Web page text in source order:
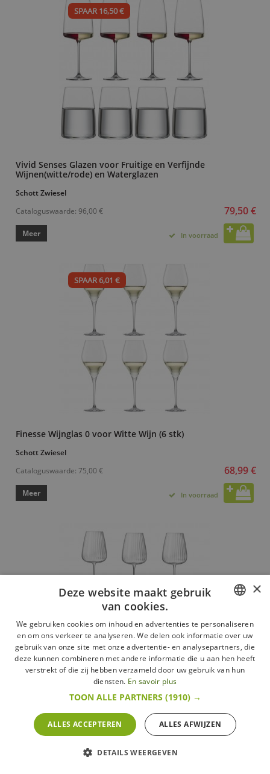
SPAAR 16,50 €
Vivid Senses Glazen voor Fruitige en Verfijnde
Wijnen(witte/rode) en Waterglazen
Schott Zwiesel
Cataloguswaarde: 96,00 € 79,50 €
Meer In voorraad
SPAAR 6,01 €
Finesse Wijnglas 0 voor Witte Wijn (6 stk)
Schott Zwiesel
Cataloguswaarde: 75,00 € 68,99 €
Meer In voorraad
Speakeasies Swing Witte Wijnglas 55 (6 stuks)
Luigi Bormioli
64,95 €
FRENCH
ENGLISH
×
Deze website maakt gebruik
van cookies.
We gebruiken cookies om inhoud en advertenties te personaliseren
en om ons verkeer te analyseren. We delen ook informatie over uw
gebruik van onze site met onze advertentie- en analysepartners, die
deze kunnen combineren met andere informatie die u aan hen heeft
verstrekt of die zij hebben verzameld door uw gebruik van hun
diensten. En savoir plus
TOON ALLE PARTNERS (1910) →
ALLES ACCEPTEREN ALLES AFWIJZEN
DETAILS WEERGEVEN